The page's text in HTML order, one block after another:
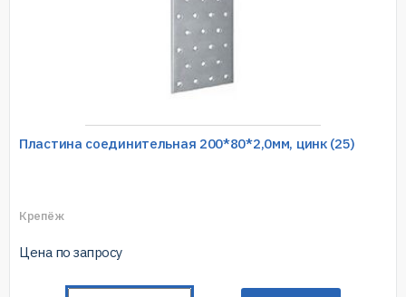
Пластина соединительная 200*80*2,0мм, цинк (25)
Крепёж
Цена по запросу